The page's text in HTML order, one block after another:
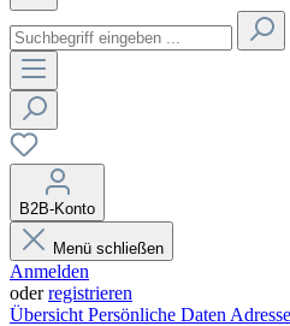
B2B-Konto
Menü schließen
Anmelden
oderregistrieren
Übersicht Persönliche Daten